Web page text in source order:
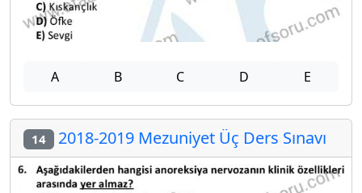
A B C D E
14 2018-2019 Mezuniyet Üç Ders Sınavı